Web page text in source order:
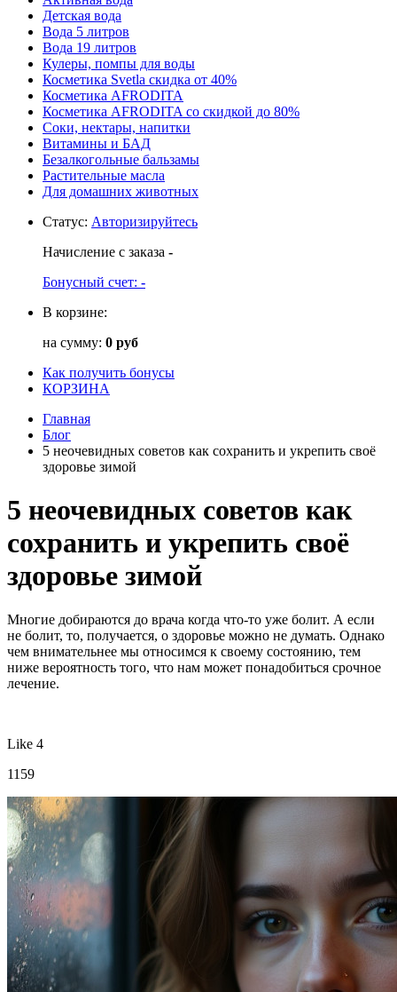
Детская вода
Вода 5 литров
Вода 19 литров
Кулеры, помпы для воды
Косметика Svetla скидка от 40%
Косметика AFRODITA
Косметика AFRODITA со скидкой до 80%
Соки, нектары, напитки
Витамины и БАД
Безалкогольные бальзамы
Растительные масла
Для домашних животных
Статус: Авторизируйтесь
Начисление с заказа -
Бонусный счет: -
В корзине:
на сумму: 0 руб
Как получить бонусы
КОРЗИНА
Главная
Блог
5 неочевидных советов как сохранить и укрепить своё
здоровье зимой
5 неочевидных советов как
сохранить и укрепить своё
здоровье зимой
Многие добираются до врача когда что-то уже болит. А если
не болит, то, получается, о здоровье можно не думать. Однако
чем внимательнее мы относимся к своему состоянию, тем
ниже вероятность того, что нам может понадобиться срочное
лечение.
Like 4
1159